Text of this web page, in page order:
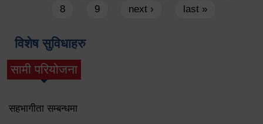
8
9 next › last »
विशेष सुविधाहरु
सामी परियोजना
(active tab)
सहभागीता सम्बन्धमा